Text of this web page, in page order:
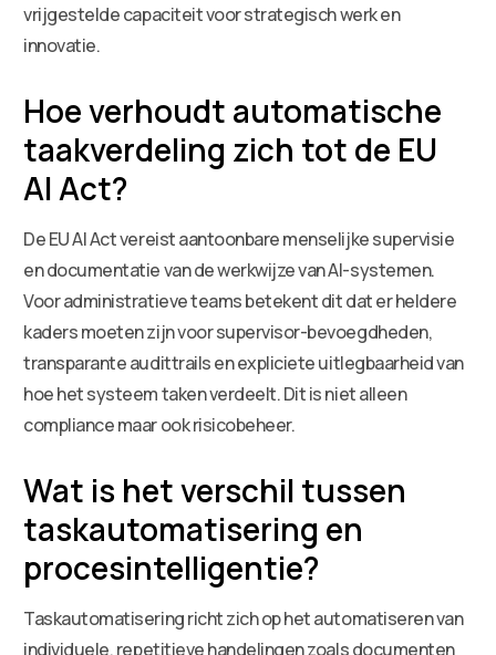
vrijgestelde capaciteit voor strategisch werk en
innovatie.
Hoe verhoudt automatische
taakverdeling zich tot de EU
AI Act?
De EU AI Act vereist aantoonbare menselijke supervisie
en documentatie van de werkwijze van AI-systemen.
Voor administratieve teams betekent dit dat er heldere
kaders moeten zijn voor supervisor-bevoegdheden,
transparante audittrails en expliciete uitlegbaarheid van
hoe het systeem taken verdeelt. Dit is niet alleen
compliance maar ook risicobeheer.
Wat is het verschil tussen
taskautomatisering en
procesintelligentie?
Taskautomatisering richt zich op het automatiseren van
individuele, repetitieve handelingen zoals documenten